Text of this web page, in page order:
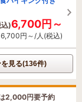
)6,700円～
6,700円～/人(税込)
を見る(136件)
2,000円要予約